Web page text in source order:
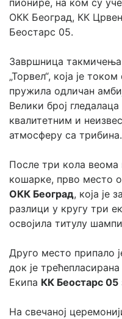
ОКК Београд, КК
Беостарс 05.
Завршница такмичења
„Торвел“, која је
пружила одличан
Велики број
квалитетним и
атмосферу са трибина.
После три кола веома
кошарке, прво место
ОКК Београд, која је
разлици у кругу три
освојила титулу
Друго место припало
док је
Екипа КК Беостарс 05
На свечаној